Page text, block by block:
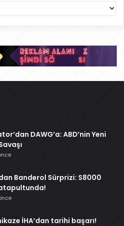
DAWG’a: ABD’nin Yeni
Banderol Sürprizi: S8000
İHA’dan tarihi başarı!